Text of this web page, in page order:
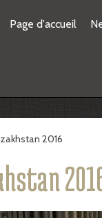
Page d'accueil
2016